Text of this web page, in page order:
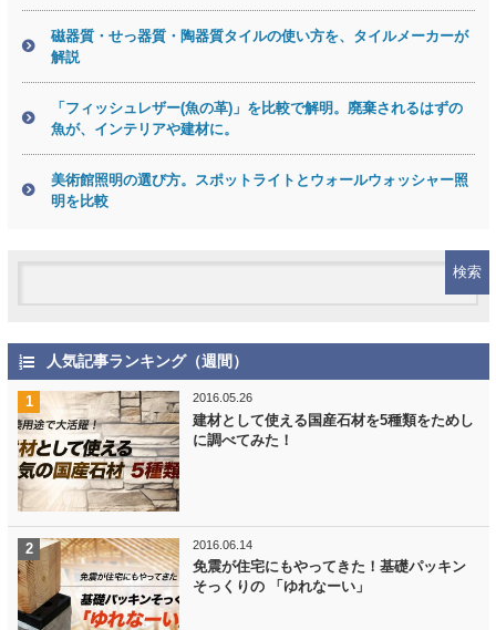
磁器質・せっ器質・陶器質タイルの使い方を、タイルメーカーが
解説
「フィッシュレザー(魚の革)」を比較で解明。廃棄されるはずの
魚が、インテリアや建材に。
美術館照明の選び方。スポットライトとウォールウォッシャー照
明を比較
人気記事ランキング（週間）
2016.05.26
建材として使える国産石材を5種類をためし
に調べてみた！
2016.06.14
免震が住宅にもやってきた！基礎パッキン
そっくりの 「ゆれなーい」